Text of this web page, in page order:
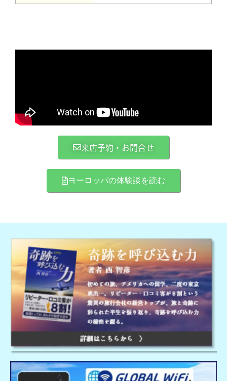
来店予約・お問合せ
ヨーロッパの体験談を読む